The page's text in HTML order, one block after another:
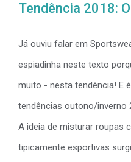
Tendência 2018:
Já ouviu falar em
espiadinha neste texto
muito - nesta tendência! E
tendências outono/inverno
A ideia de misturar roupas
tipicamente esportivas